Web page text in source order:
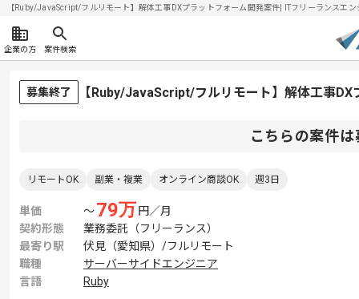
【Ruby/JavaScript/フルリモート】解体工事DXプラットフォーム開発案件| ITフリーランスエ
企業の方 案件検索
募集終了 【Ruby/JavaScript/フルリモート】解体工事
こちらの案件
リモートOK 副業・複業 オンライン商談OK 週3日
単価 〜79万 円／月
契約形態
業務委託（フリーランス）
最寄り駅
伏見（愛知県）/フルリモート
職種
サーバーサイドエンジニア
言語
Ruby